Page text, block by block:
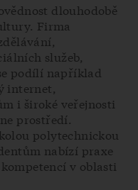
dlouhodobě
Firma
služeb,
podílí například
internet,
i široké veřejnosti
prostředí.
polytechnickou
nabízí praxe
v oblasti